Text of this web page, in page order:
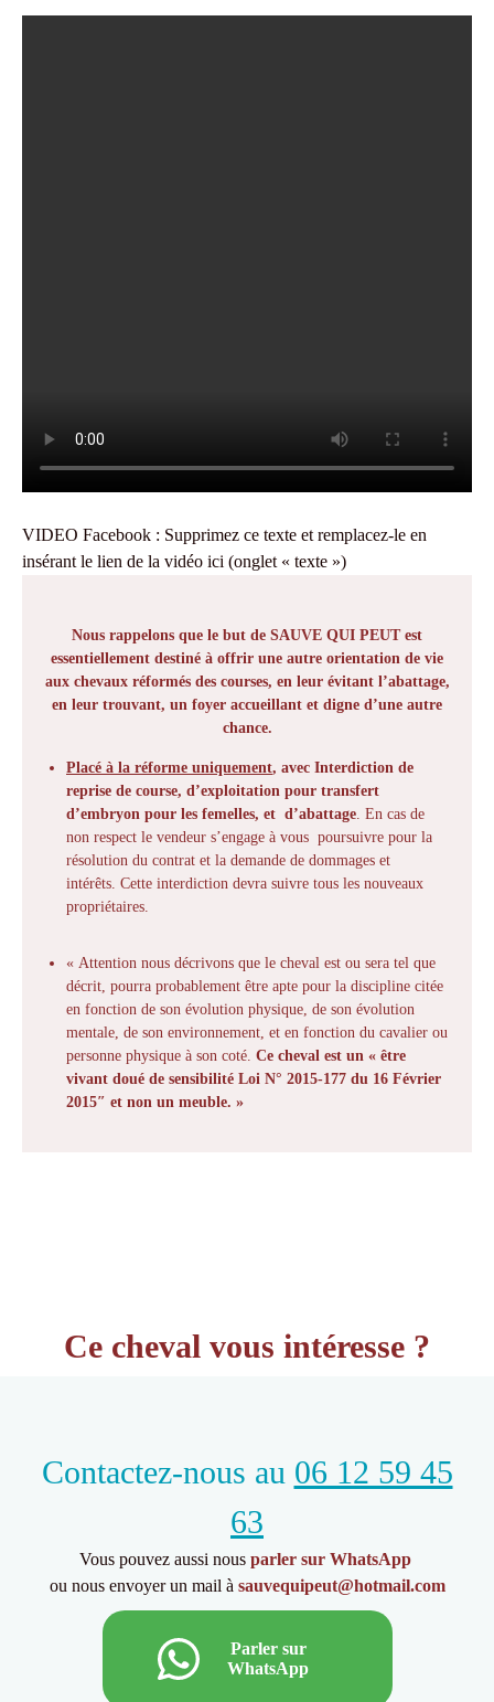
VIDEO Facebook : Supprimez ce texte et remplacez-le en
insérant le lien de la vidéo ici (onglet « texte »)
Nous rappelons que le but de SAUVE QUI PEUT est
essentiellement destiné à offrir une autre orientation de vie
aux chevaux réformés des courses, en leur évitant l’abattage,
en leur trouvant, un foyer accueillant et digne d’une autre
chance.
Placé à la réforme uniquement, avec Interdiction de
reprise de course, d’exploitation pour transfert
d’embryon pour les femelles, et d’abattage. En cas de
non respect le vendeur s’engage à vous poursuivre pour la
résolution du contrat et la demande de dommages et
intérêts. Cette interdiction devra suivre tous les nouveaux
propriétaires.
« Attention nous décrivons que le cheval est ou sera tel que
décrit, pourra probablement être apte pour la discipline citée
en fonction de son évolution physique, de son évolution
mentale, de son environnement, et en fonction du cavalier ou
personne physique à son coté. Ce cheval est un « être
vivant doué de sensibilité Loi N° 2015-177 du 16 Février
2015″ et non un meuble. »
Ce cheval vous intéresse ?
Contactez-nous au 06 12 59 45
63
Vous pouvez aussi nous parler sur WhatsApp
ou nous envoyer un mail à sauvequipeut@hotmail.com
Parler sur
WhatsApp